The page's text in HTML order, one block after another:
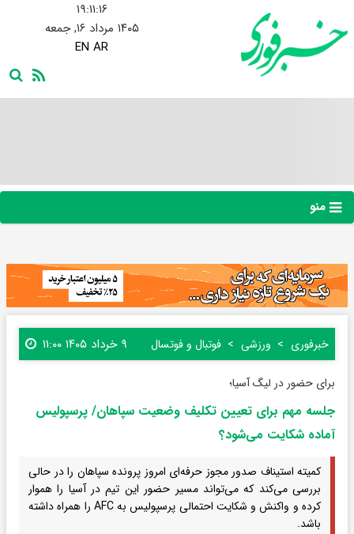
۱۹:۱۱:۱۷
۱۴۰۵ مرداد ۱۶, جمعه
EN AR
منو
خبرفوری ورزشی فوتبال و فوتسال ۹ خرداد ۱۴۰۵ ۱۱:۰۰
برای حضور در لیگ آسیا؛
جلسه مهم برای تعیین تکلیف وضعیت سپاهان/ پرسپولیس
آماده شکایت می‌شود؟
کمیته استیناف صدور مجوز حرفه‌ای امروز پرونده سپاهان را در حالی
بررسی می‌کند که می‌تواند مسیر حضور این تیم در آسیا را هموار
کرده و واکنش و شکایت احتمالی پرسپولیس به AFC را همراه داشته
باشد.